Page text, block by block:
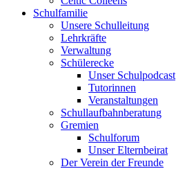
Schulfamilie
Unsere Schulleitung
Lehrkräfte
Verwaltung
Schülerecke
Unser Schulpodcast
Tutorinnen
Veranstaltungen
Schullaufbahnberatung
Gremien
Schulforum
Unser Elternbeirat
Der Verein der Freunde